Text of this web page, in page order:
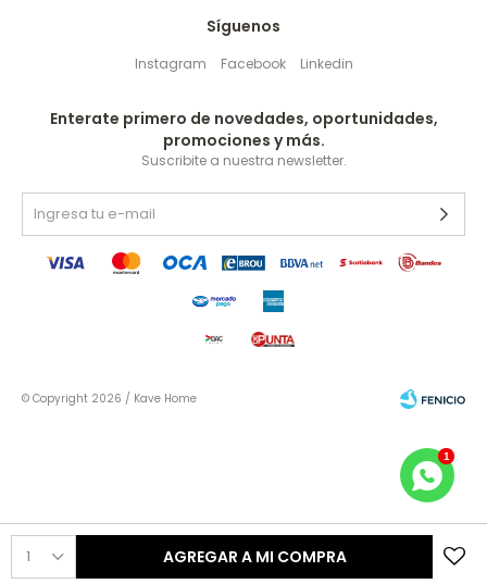
1 AGREGAR A MI COMPRA
Síguenos
Instagram Facebook Linkedin
Enterate primero de novedades, oportunidades,
promociones y más.
Suscribite a nuestra newsletter.
© Copyright 2026 / Kave Home